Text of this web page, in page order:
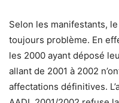
Selon les manifestants,
toujours problème. En
les 2000 ayant déposé
allant de 2001 à 2002
affectations définitives.